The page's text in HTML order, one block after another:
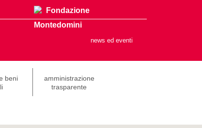
Fondazione
Montedomini
news ed eventi
beni
amministrazione
trasparente